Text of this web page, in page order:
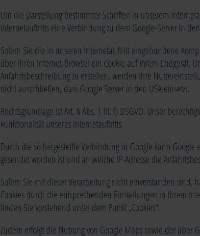
Um die Darstellung bestimmter Schriften in unserem
Internetauftritts eine Verbindung zu dem Google-Server in
Sofern Sie die in unseren Internetauftritt eingebundene
über Ihren Internet-Browser ein Cookie auf Ihrem Endgerät.
Anfahrtsbeschreibung zu erstellen, werden Ihre
nicht ausschließen, dass Google Server in den USA einsetzt.
Rechtsgrundlage ist Art. 6 Abs. 1 lit. f) DSGVO. Unser
Funktionalität unseres Internetauftritts.
Durch die so hergestellte Verbindung zu Google kann
gesendet worden ist und an welche IP-Adresse die
Sofern Sie mit dieser Verarbeitung nicht einverstanden
Cookies durch die entsprechenden Einstellungen in Ihrem
finden Sie vorstehend unter dem Punkt „Cookies“.
Zudem erfolgt die Nutzung von Google Maps sowie der über